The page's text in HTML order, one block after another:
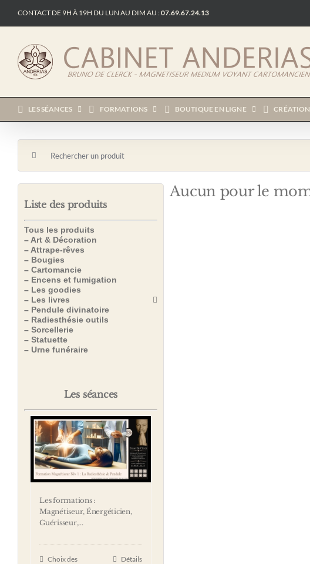
contenu
CONTACT DE 9H À 19H DU LUN AU DIM AU :07.69.67.24.13
LES SÉANCES FORMATIONS BOUTIQUE EN LIGNE CRÉATION
Rechercher:
Liste des produits
Tous les produits
– Art & Décoration
– Attrape-rêves
– Bougies
– Cartomancie
– Encens et fumigation
– Les goodies
– Les livres
– Pendule divinatoire
– Radiesthésie outils
– Sorcellerie
– Statuette
– Urne funéraire
Les séances
Les formations :
Magnétiseur, Énergéticien,
Guérisseur,...
Choix des
Détails
Aucun pour le